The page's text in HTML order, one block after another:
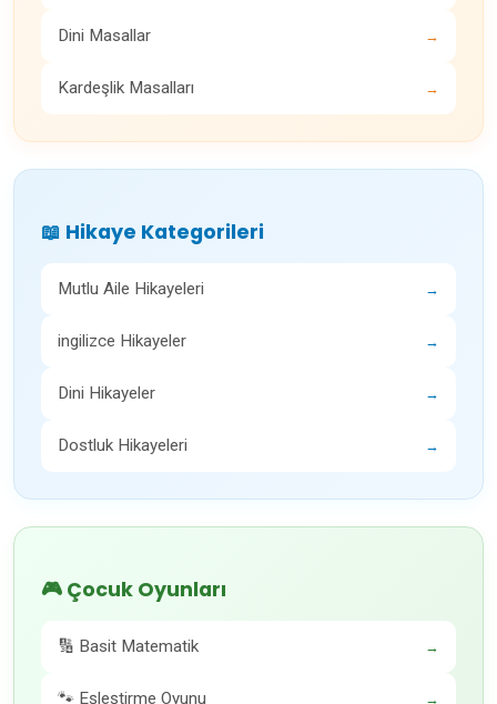
Dini Masallar →
Kardeşlik Masalları →
📖 Hikaye Kategorileri
Mutlu Aile Hikayeleri →
ingilizce Hikayeler →
Dini Hikayeler →
Dostluk Hikayeleri →
🎮 Çocuk Oyunları
🔢 Basit Matematik →
🐾 Eşleştirme Oyunu →